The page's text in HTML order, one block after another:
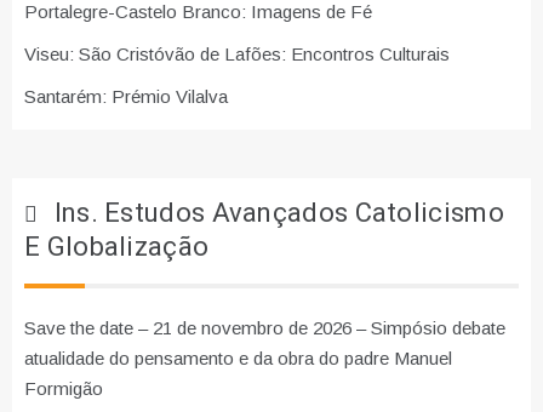
Portalegre-Castelo Branco: Imagens de Fé
Viseu: São Cristóvão de Lafões: Encontros Culturais
Santarém: Prémio Vilalva
Ins. Estudos Avançados Catolicismo
E Globalização
Save the date – 21 de novembro de 2026 – Simpósio debate
atualidade do pensamento e da obra do padre Manuel
Formigão